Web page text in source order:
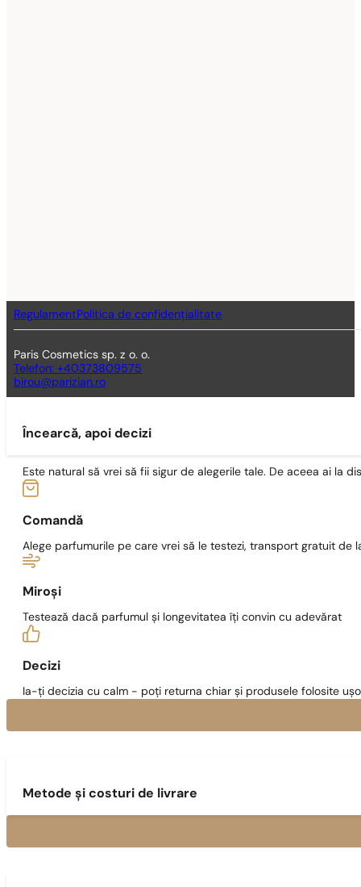
RegulamentPolitica de confidențialitate
Paris Cosmetics sp. z o. o.
Telefon: +40373809575
birou@parizian.ro
Încearcă, apoi decizi
Este natural să vrei să fii sigur de alegerile tale. De aceea ai la
Comandă
Alege parfumurile pe care vrei să le testezi, transport gratuit de
Miroși
Testează dacă parfumul și longevitatea îți convin cu adevărat
Decizi
Ia-ți decizia cu calm - poți returna chiar și produsele folosite
Metode și costuri de livrare